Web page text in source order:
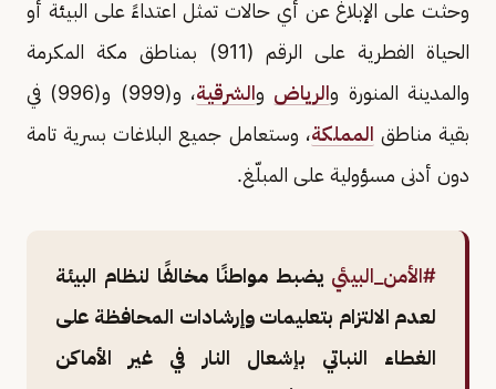
وحثت على الإبلاغ عن أي حالات تمثل اعتداءً على البيئة أو
الحياة الفطرية على الرقم (911) بمناطق مكة المكرمة
والمدينة المنورة والرياض والشرقية
، و(999) و(996) في
بقية مناطق المملكة، وستعامل جميع البلاغات بسرية تامة
دون أدنى مسؤولية على المبلّغ.
#الأمن_البيئي يضبط مواطنًا مخالفًا لنظام البيئة
لعدم الالتزام بتعليمات وإرشادات المحافظة على
الغطاء النباتي بإشعال النار في غير الأماكن